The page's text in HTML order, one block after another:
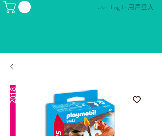
User Log In 用戶登入